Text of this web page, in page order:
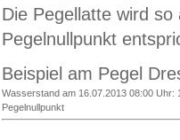
Die Pegellatte wird
Pegelnullpunkt
Beispiel am Pegel
Wasserstand am 16.07.2013 08:00 Uhr:
Pegelnullpunkt